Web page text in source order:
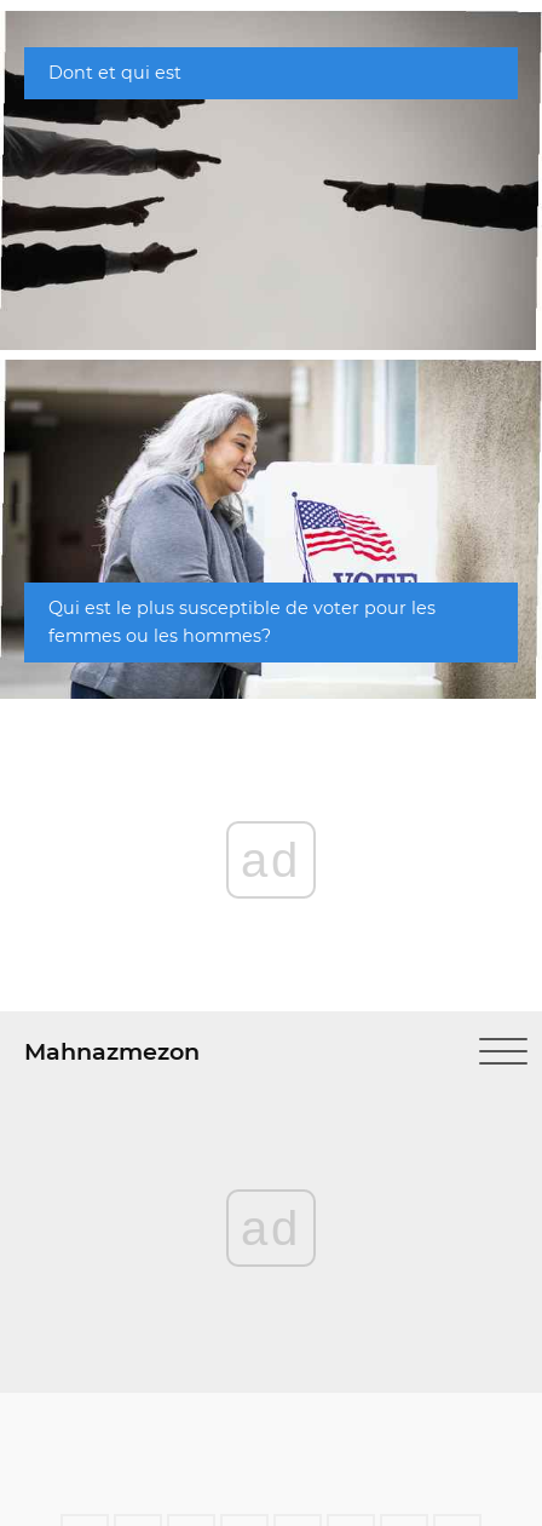
Dont et qui est
Qui est le plus susceptible de voter pour les
femmes ou les hommes?
ad
Mahnazmezon
ad